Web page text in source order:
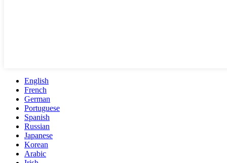
English
French
German
Portuguese
Spanish
Russian
Japanese
Korean
Arabic